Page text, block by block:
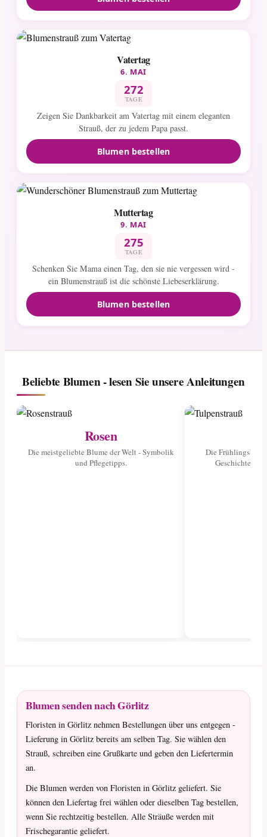
Vatertag
6. MAI
272
TAGE
Zeigen Sie Dankbarkeit am Vatertag mit einem eleganten
Strauß, der zu jedem Papa passt.
Blumen bestellen
Muttertag
9. MAI
275
TAGE
Schenken Sie Mama einen Tag, den sie nie vergessen wird -
ein Blumenstrauß ist die schönste Liebeserklärung.
Blumen bestellen
Beliebte Blumen - lesen Sie unsere Anleitungen
Rosen
Die meistgeliebte Blume der Welt - Symbolik
und Pflegetipps.
Die
Geschichte
Blumen senden nach Görlitz
Floristen in Görlitz nehmen Bestellungen über uns entgegen -
Lieferung in Görlitz bereits am selben Tag. Sie wählen den
Strauß, schreiben eine Grußkarte und geben den Liefertermin
an.
Die Blumen werden von Floristen in Görlitz geliefert. Sie
können den Liefertag frei wählen oder dieselben Tag bestellen,
wenn Sie rechtzeitig bestellen. Alle Sträuße werden mit
Frischegarantie geliefert.